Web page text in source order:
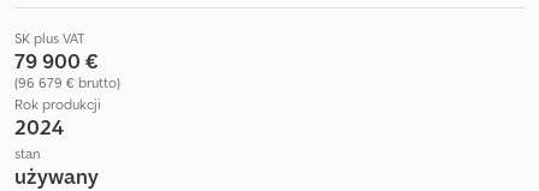
SK plus VAT
79 900 €
(96 679 € brutto)
Rok produkcji
2024
stan
używany